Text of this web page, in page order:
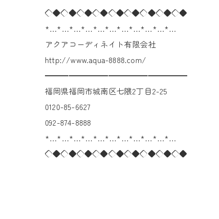
◇◆◇◆◇◆◇◆◇◆◇◆◇◆◇◆◇◆
*…*…*…*…*…*…*…*…*…*…*…
アクアコーディネイト有限会社
http://www.aqua-8888.com/
━━━━━━━━━━━━━━━━━━
福岡県福岡市城南区七隈2丁目2-25
0120-85-6627
092-874-8888
*…*…*…*…*…*…*…*…*…*…*…
◇◆◇◆◇◆◇◆◇◆◇◆◇◆◇◆◇◆